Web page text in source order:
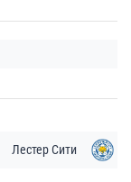
Лестер Сити